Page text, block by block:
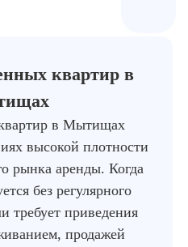
квартир в
в Мытищах
высокой плотности
рынка аренды. Когда
без регулярного
требует приведения
продажей